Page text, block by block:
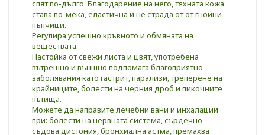
спят по-дълго. Благодарение на него, тяхната кожа
става по-мека, еластична и не страда от от гнойни
пъпчици.
Регулира успешно кръвното и обмяната на
веществата.
Настойка от свежи листа и цвят, употребена
вътрешно и външно подпомага благоприятно
заболявания като гастрит, парализи, треперене на
крайниците, болести на черния дроб и пикочните
пътища.
Можете да направите лечебни вани и инхалации
при: болести на нервната система, сърдечно-
съдова дистония, бронхиална астма, премахва